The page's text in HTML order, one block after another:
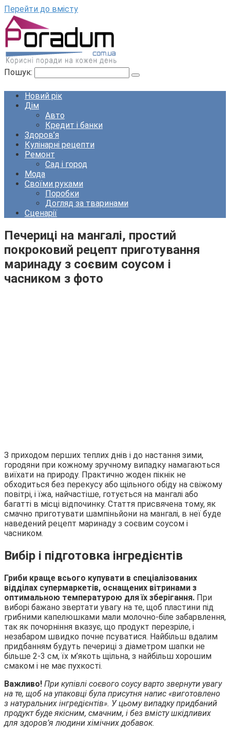
Перейти до вмісту
Пошук:
Новий рік
Дім
Авто
Кредит і банки
Здоров’я
Кулінарні рецепти
Ремонт
Сад і город
Мода
Своїми руками
Поробки
Догляд за тваринами
Сценарії
Печериці на мангалі, простий
покроковий рецепт приготування
маринаду з соєвим соусом і
часником з фото
З приходом перших теплих днів і до настання зими,
городяни при кожному зручному випадку намагаються
виїхати на природу. Практично жоден пікнік не
обходиться без перекусу або щільного обіду на свіжому
повітрі, і їжа, найчастіше, готується на мангалі або
багатті в місці відпочинку. Стаття присвячена тому, як
смачно приготувати шампіньйони на мангалі, в неї буде
наведений рецепт маринаду з соєвим соусом і
часником.
Вибір і підготовка інгредієнтів
Гриби краще всього купувати в спеціалізованих
відділах супермаркетів, оснащених вітринами з
оптимальною температурою для їх зберігання. При
виборі бажано звертати увагу на те, щоб пластини під
грибними капелюшками мали молочно-біле забарвлення,
так як почорніння вказує, що продукт перезріле, і
незабаром швидко почне псуватися. Найбільш вдалим
придбанням будуть печериці з діаметром шапки не
більше 2-3 см, їх м’якоть щільна, з найбільш хорошим
смаком і не має пухкості.
Важливо! При купівлі соєвого соусу варто звернути увагу
на те, щоб на упаковці була присутня напис «виготовлено
з натуральних інгредієнтів». У цьому випадку придбаний
продукт буде якісним, смачним, і без вмісту шкідливих
для здоров’я людини хімічних добавок.